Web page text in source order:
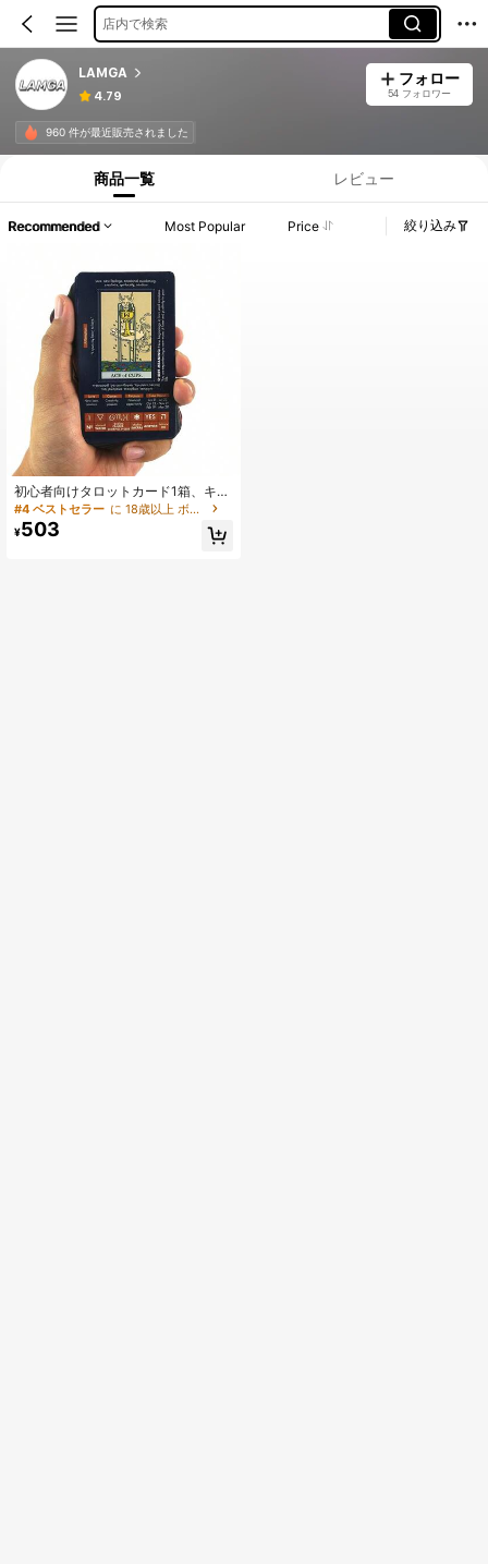
店内で検索
LAMGA
4.79
フォロー
54 フォロワー
960 件が最近販売されました
商品一覧 レビュー
Recommended Most Popular Price 絞り込み
初心者向けタロットカード1箱、キー
ワード付き、オラクルカード、占い
と自己発見用、ガイドブック付き、
コレクター向けカードデッキ、友人
#4 ベストセラー に 18歳以上 ボードゲーム
¥503